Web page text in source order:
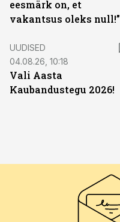
eesmärk on, et
vakantsus oleks null!”
UUDISED
04.08.26, 10:18
Vali Aasta
Kaubandustegu 2026!